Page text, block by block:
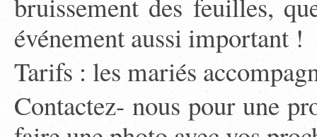
événement aussi important !
Tarifs : les mariés
Contactez- nous pour une